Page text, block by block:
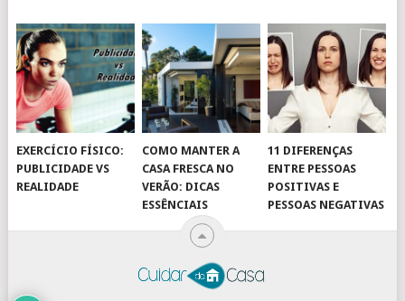
EXERCÍCIO FÍSICO:
PUBLICIDADE VS
REALIDADE
COMO MANTER A
CASA FRESCA NO
VERÃO: DICAS
ESSÊNCIAIS
11 DIFERENÇAS
ENTRE PESSOAS
POSITIVAS E
PESSOAS NEGATIVAS